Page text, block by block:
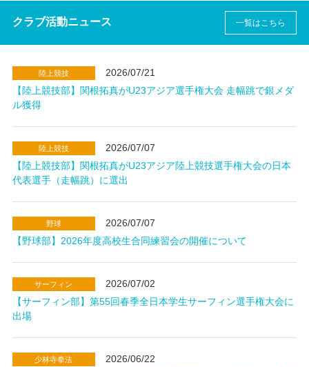
クラブ活動ニュース 一覧はこちら
陸上競技
2026/07/21
【陸上競技部】関根拓真がU23アジア選手権大会 走幅跳で銀メダ
ル獲得
陸上競技
2026/07/07
【陸上競技部】関根拓真がU23アジア陸上競技選手権大会の日本
代表選手（走幅跳）に選出
野球
2026/07/07
【野球部】2026年度高校生合同練習会の開催について
サーフィン
2026/07/02
【サーフィン部】第55回春季全日本学生サーフィン選手権大会に
出場
少林寺拳法
2026/06/22